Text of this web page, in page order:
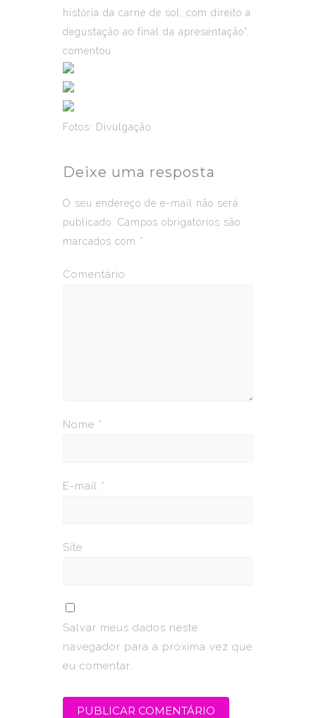
história da carne de sol, com direito a
degustação ao final da apresentação”,
comentou.
Fotos: Divulgação.
Deixe uma resposta
O seu endereço de e-mail não será
publicado.
Campos obrigatórios são
marcados com *
Comentário
Nome *
E-mail *
Site
Salvar meus dados neste
navegador para a próxima vez que
eu comentar.